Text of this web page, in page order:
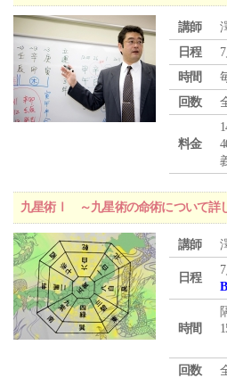
講師
日程
時間
回数
料金
九星術Ⅰ ～九星術の命術について詳
講師
日程
時間
回数